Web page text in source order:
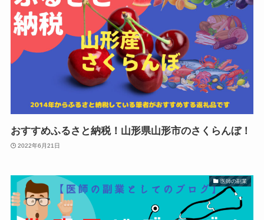
おすすめふるさと納税！山形県山形市のさくらんぼ！
2022年6月21日
医師の副業